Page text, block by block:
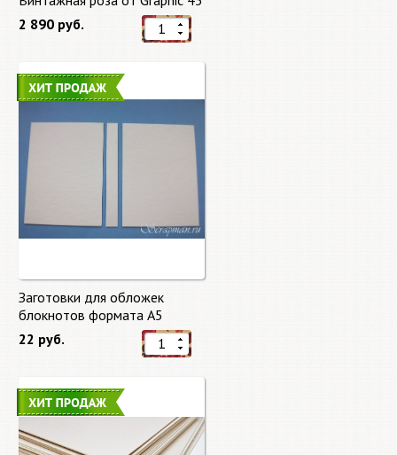
2 890 руб.
Заготовки для обложек
блокнотов формата А5
22 руб.